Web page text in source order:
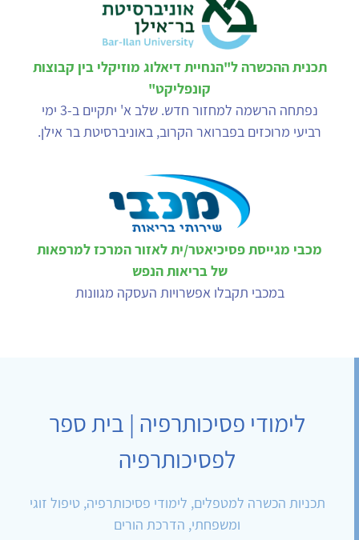
תכנית ההכשרה ל"הנחיית דיאלוג מוזיקלי בין קבוצות
קונפליקט"
נפתחה הרשמה למחזור חדש. שלב א' יתקיים ב-3 ימי
רביעי מרוכזים בפברואר הקרוב, באוניברסיטת בר אילן.
מכבי מגייסת פסיכיאטר/ית לאזור המרכז למרפאות
של בריאות הנפש
במכבי תקבלו אפשרויות העסקה מגוונות
לימודי פסיכותרפיה | בית ספר
לפסיכותרפיה
תכניות הכשרה למטפלים, לימודי פסיכותרפיה, טיפול זוגי
ומשפחתי, הדרכת הורים